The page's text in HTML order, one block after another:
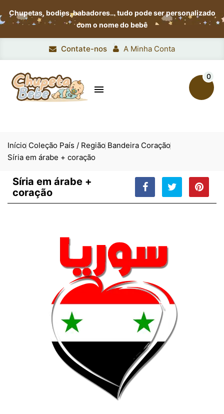
Chupetas, bodies, babadores…tudo pode ser personalizado
com o nome do bebê
Contate-nos A Minha Conta

0
Início Coleção País / Região Bandeira Coração
Síria em árabe + coração
Síria em árabe +
coração